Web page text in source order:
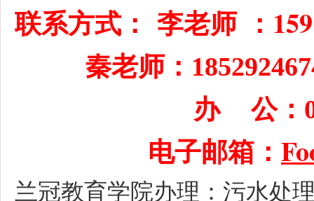
联系方式： 李老师 ：
秦老师：
办 公：
电子邮箱：
兰冠教育学院办理： 污水处